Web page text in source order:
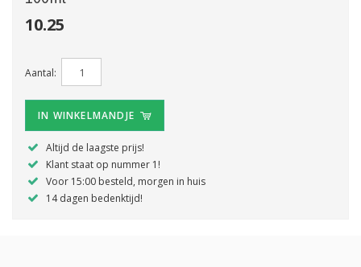
10.25
Aantal:
IN WINKELMANDJE
Altijd de laagste prijs!
Klant staat op nummer 1!
Voor 15:00 besteld, morgen in huis
14 dagen bedenktijd!